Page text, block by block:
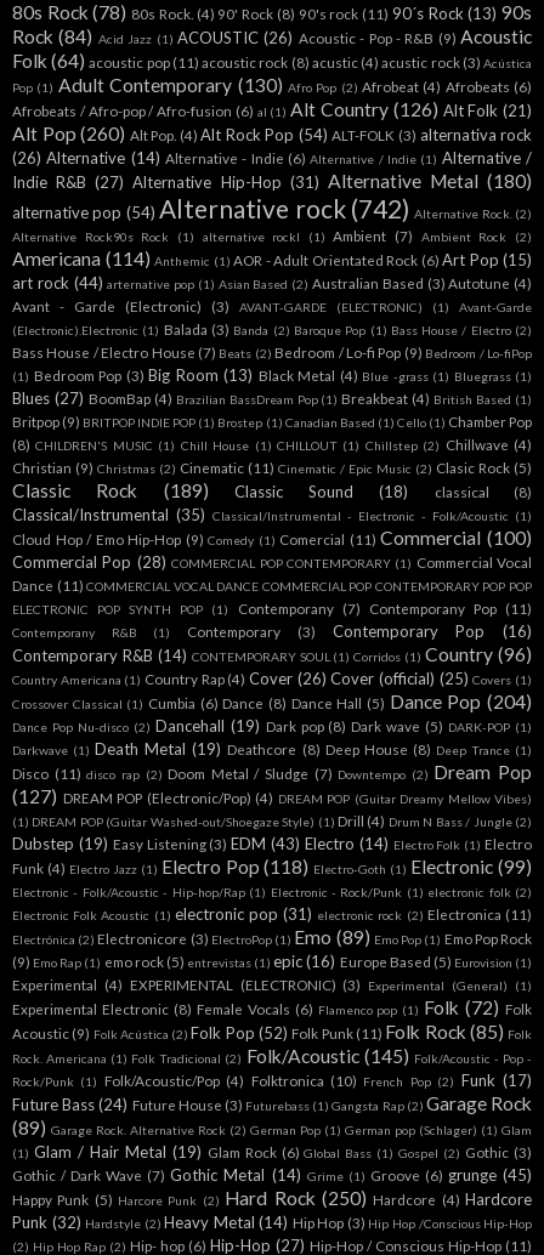
80s Rock (78) 80s Rock. (4) 90' Rock (8) 90's rock (11) 90´s Rock (13) 90s
Rock (84) Acid Jazz (1) ACOUSTIC (26) Acoustic - Pop - R&B (9) Acoustic
Folk (64) acoustic pop (11) acoustic rock (8) acustic (4) acustic rock (3) Acústica
Pop (1) Adult Contemporary (130) Afro Pop (2) Afrobeat (4) Afrobeats (6)
Afrobeats / Afro-pop / Afro-fusion (6) al (1) Alt Country (126) Alt Folk (21)
Alt Pop (260) Alt Pop. (4) Alt Rock Pop (54) ALT-FOLK (3) alternativa rock
(26) Alternative (14) Alternative - Indie (6) Alternative / Indie (1) Alternative /
Indie R&B (27) Alternative Hip-Hop (31) Alternative Metal (180)
alternative pop (54) Alternative rock (742) Alternative Rock. (2)
Alternative Rock90s Rock
(1) alternative rockl (1) Ambient (7) Ambient Rock (2)
Americana (114) Anthemic (1) AOR - Adult Orientated Rock (6) Art Pop (15)
art rock (44) arternative pop (1) Asian Based (2) Australian Based (3) Autotune (4)
Avant - Garde (Electronic)
(3) AVANT-GARDE (ELECTRONIC) (1)
Avant-Garde
(Electronic).Electronic (1) Balada (3) Banda (2) Baroque Pop (1) Bass House / Electro (2)
Bass House / Electro House (7) Beats (2) Bedroom / Lo-fi Pop (9) Bedroom / Lo-fiPop
(1) Bedroom Pop (3) Big Room (13) Black Metal (4) Blue -grass (1) Bluegrass (1)
Blues (27) BoomBap (4) Brazilian BassDream Pop (1) Breakbeat (4) British Based (1)
Britpop (9) BRITPOP INDIE POP (1) Brostep (1) Canadian Based (1) Cello (1) Chamber Pop
(8) CHILDREN'S MUSIC (1) Chill House (1) CHILLOUT (1) Chillstep (2) Chillwave (4)
Christian (9) Christmas (2) Cinematic (11) Cinematic / Epic Music (2) Clasic Rock (5)
Classic Rock (189) Classic Sound (18) classical (8)
Classical/Instrumental (35) Classical/Instrumental - Electronic - Folk/Acoustic (1)
Cloud Hop / Emo Hip-Hop (9) Comedy (1) Comercial (11) Commercial (100)
Commercial Pop (28) COMMERCIAL POP CONTEMPORARY (1) Commercial Vocal
Dance (11) COMMERCIAL VOCAL DANCE COMMERCIAL POP CONTEMPORARY POP POP
ELECTRONIC POP SYNTH POP
(1) Contemporany (7) Contemporany Pop (11)
Contemporany R&B (1) Contemporary (3) Contemporary Pop
(16)
Contemporary R&B (14) CONTEMPORARY SOUL (1) Corridos (1) Country (96)
Country Americana (1) Country Rap (4) Cover (26) Cover (official) (25) Covers (1)
Crossover Classical (1) Cumbia (6) Dance (8) Dance Hall (5) Dance Pop (204)
Dance Pop Nu-disco (2) Dancehall (19) Dark pop (8) Dark wave (5) DARK-POP (1)
Darkwave (1) Death Metal (19) Deathcore (8) Deep House (8) Deep Trance (1)
Disco (11) disco rap (2) Doom Metal / Sludge (7) Downtempo (2) Dream Pop
(127) DREAM POP (Electronic/Pop) (4) DREAM POP (Guitar Dreamy Mellow Vibes)
(1) DREAM POP (Guitar Washed-out/Shoegaze Style) (1) Drill (4) Drum N Bass / Jungle (2)
Dubstep (19) Easy Listening (3) EDM (43) Electro (14) Electro Folk (1) Electro
Funk (4) Electro Jazz (1) Electro Pop (118) Electro-Goth (1) Electronic (99)
Electronic - Folk/Acoustic - Hip-hop/Rap (1) Electronic - Rock/Punk (1) electronic folk (2)
Electronic Folk Acoustic (1) electronic pop (31) electronic rock (2) Electronica (11)
Electrónica (2) Electronicore (3) ElectroPop (1) Emo (89) Emo Pop (1) Emo Pop Rock
(9) Emo Rap (1) emo rock (5) entrevistas (1) epic (16) Europe Based (5) Eurovision (1)
Experimental (4) EXPERIMENTAL (ELECTRONIC) (3) Experimental (General) (1)
Experimental Electronic (8) Female Vocals (6) Flamenco pop (1) Folk (72) Folk
Acoustic (9) Folk Acústica (2) Folk Pop (52) Folk Punk (11) Folk Rock (85) Folk
Rock. Americana (1) Folk Tradicional (2) Folk/Acoustic (145) Folk/Acoustic - Pop -
Rock/Punk (1) Folk/Acoustic/Pop (4) Folktronica (10) French Pop (2) Funk (17)
Future Bass (24) Future House (3) Futurebass (1) Gangsta Rap (2) Garage Rock
(89) Garage Rock. Alternative Rock (2) German Pop (1) German pop (Schlager) (1) Glam
(1) Glam / Hair Metal (19) Glam Rock (6) Global Bass (1) Gospel (2) Gothic (3)
Gothic / Dark Wave (7) Gothic Metal (14) Grime (1) Groove (6) grunge (45)
Happy Punk (5) Harcore Punk (2) Hard Rock (250) Hardcore (4) Hardcore
Punk (32) Hardstyle (2) Heavy Metal (14) Hip Hop (3) Hip Hop /Conscious Hip-Hop
(2) Hip Hop Rap (2) Hip- hop (6) Hip-Hop (27) Hip-Hop / Conscious Hip-Hop (11)